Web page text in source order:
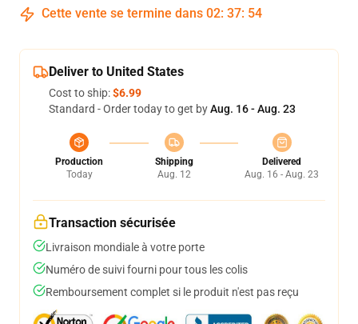
Cette vente se termine dans 02: 37: 53
Deliver to United States
Cost to ship:$6.99
Standard - Order today to get byAug. 16 - Aug. 23
Production
Today
Shipping
Aug. 12
Delivered
Aug. 16 - Aug. 23
Transaction sécurisée
Livraison mondiale à votre porte
Numéro de suivi fourni pour tous les colis
Remboursement complet si le produit n'est pas reçu